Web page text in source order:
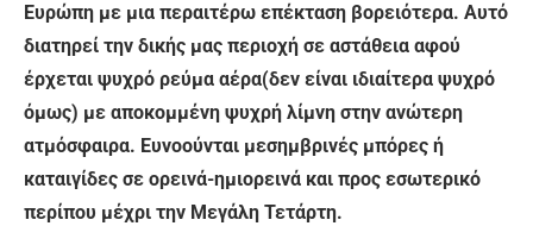
Ευρώπη με μια περαιτέρω επέκταση βορειότερα. Αυτό
διατηρεί την δικής μας περιοχή σε αστάθεια αφού
έρχεται ψυχρό ρεύμα αέρα(δεν είναι ιδιαίτερα ψυχρό
όμως) με αποκομμένη ψυχρή λίμνη στην ανώτερη
ατμόσφαιρα. Ευνοούνται μεσημβρινές μπόρες ή
καταιγίδες σε ορεινά-ημιορεινά και προς εσωτερικό
περίπου μέχρι την Μεγάλη Τετάρτη.